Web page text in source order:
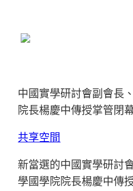
中國實學研討會副會長
院長楊慶中傳授掌管閉
共享空間
新當選的中國實學研討
學國學院院長楊慶中傳